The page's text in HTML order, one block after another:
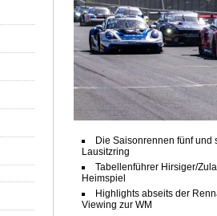
Die Saisonrennen fünf und
Lausitzring
Tabellenführer Hirsiger/
Heimspiel
Highlights abseits der
Viewing zur WM